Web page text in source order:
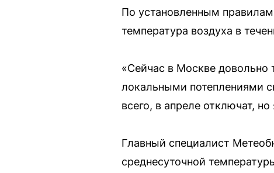
По установленным
температура воздуха в
«Сейчас в Москве довольно
локальными потеплениями
всего, в апреле отключат,
Главный специалист
среднесуточной